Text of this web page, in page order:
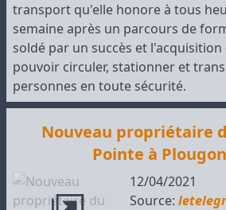
transport qu'elle honore à tous
semaine après un parcours de
soldé par un succès et
pouvoir circuler, stationner et
personnes en toute sécurité.
Nouveau propriétaire
Pointe à
12/04/2021
Source: